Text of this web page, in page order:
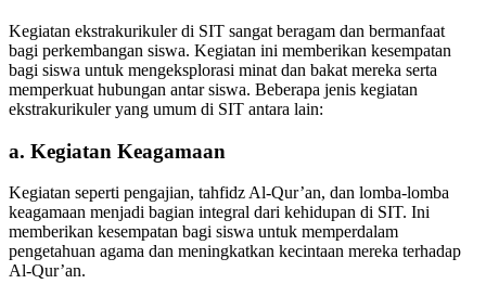
Kegiatan ekstrakurikuler di SIT sangat beragam dan bermanfaat
bagi perkembangan siswa. Kegiatan ini memberikan kesempatan
bagi siswa untuk mengeksplorasi minat dan bakat mereka serta
memperkuat hubungan antar siswa. Beberapa jenis kegiatan
ekstrakurikuler yang umum di SIT antara lain:
a. Kegiatan Keagamaan
Kegiatan seperti pengajian, tahfidz Al-Qur’an, dan lomba-lomba
keagamaan menjadi bagian integral dari kehidupan di SIT. Ini
memberikan kesempatan bagi siswa untuk memperdalam
pengetahuan agama dan meningkatkan kecintaan mereka terhadap
Al-Qur’an.